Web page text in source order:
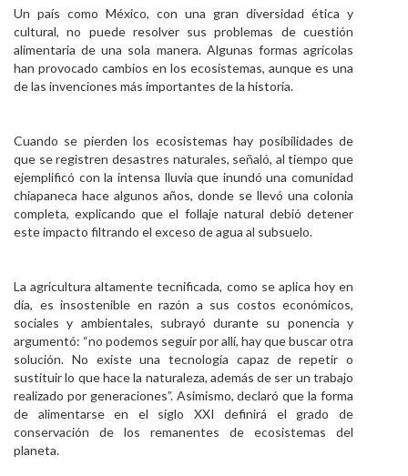
Un país como México, con una gran diversidad ética y
cultural, no puede resolver sus problemas de cuestión
alimentaria de una sola manera. Algunas formas agrícolas
han provocado cambios en los ecosistemas, aunque es una
de las invenciones más importantes de la historia.
Cuando se pierden los ecosistemas hay posibilidades de
que se registren desastres naturales, señaló, al tiempo que
ejemplificó con la intensa lluvia que inundó una comunidad
chiapaneca hace algunos años, donde se llevó una colonia
completa, explicando que el follaje natural debió detener
este impacto filtrando el exceso de agua al subsuelo.
La agricultura altamente tecnificada, como se aplica hoy en
día, es insostenible en razón a sus costos económicos,
sociales y ambientales, subrayó durante su ponencia y
argumentó: “no podemos seguir por allí, hay que buscar otra
solución. No existe una tecnología capaz de repetir o
sustituir lo que hace la naturaleza, además de ser un trabajo
realizado por generaciones”. Asimismo, declaró que la forma
de alimentarse en el siglo XXI definirá el grado de
conservación de los remanentes de ecosistemas del
planeta.